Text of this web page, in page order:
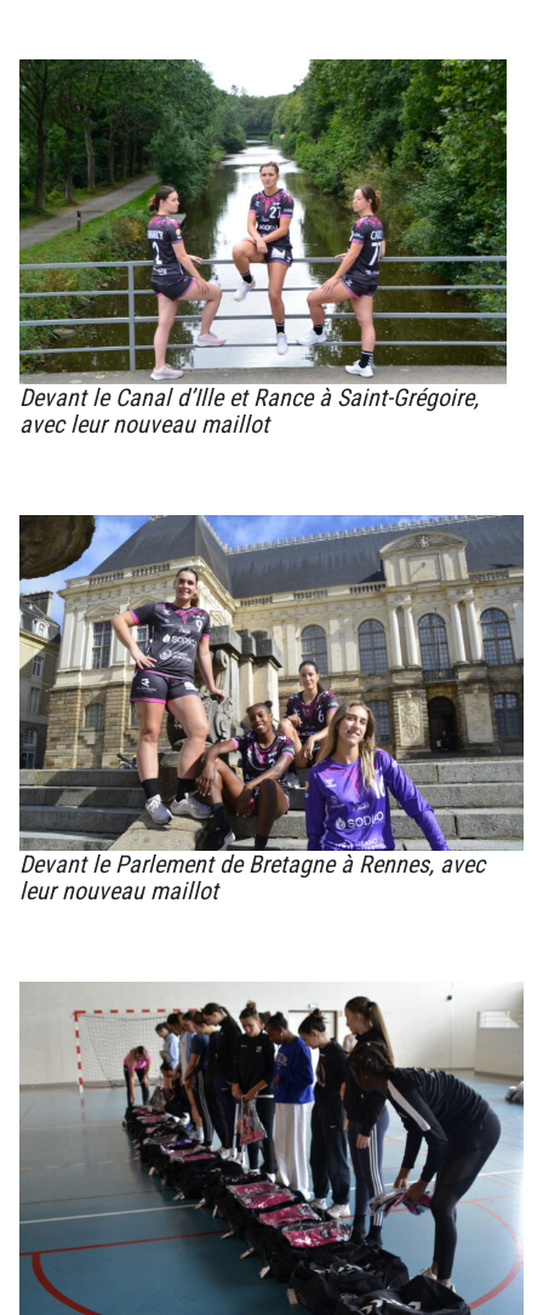
Devant le Canal d’Ille et Rance à Saint-Grégoire,
avec leur nouveau maillot
Devant le Parlement de Bretagne à Rennes, avec
leur nouveau maillot